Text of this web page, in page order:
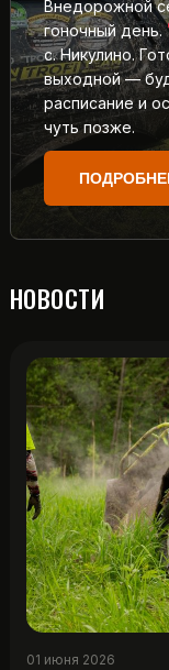
Внедорожной
гоночный день.
с. Никулино.
выходной —
расписание и
чуть позже.
НОВОСТИ
01 июня 2026